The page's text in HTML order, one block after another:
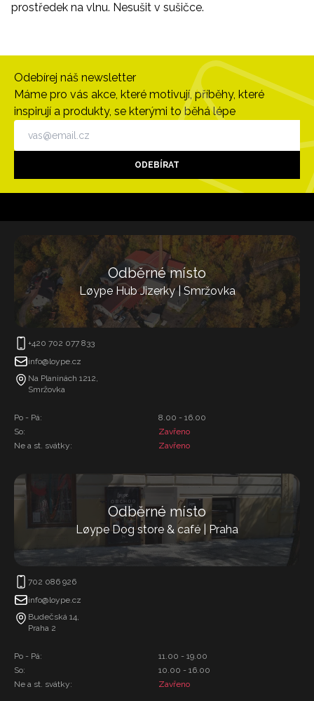
prostředek na vlnu. Nesušit v sušičce.
Odebírej náš newsletter
Máme pro vás akce, které motivují, příběhy, které
inspirují a produkty, se kterými to běhá lépe
ODEBÍRAT
Odběrné místo
Løype Hub Jizerky | Smržovka
+420 702 077 833
info@loype.cz
Na Planinách 1212,
Smržovka
Po - Pá:
So:
Ne a st. svátky:
8.00 - 16.00
Zavřeno
Zavřeno
Odběrné místo
Løype Dog store & café | Praha
702 086 926
info@loype.cz
Budečská 14,
Praha 2
Po - Pá:
So:
Ne a st. svátky:
11.00 - 19.00
10.00 - 16.00
Zavřeno